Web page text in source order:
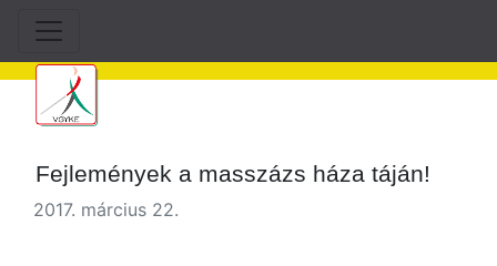
Fejlemények a masszázs háza táján!
2017. március 22.